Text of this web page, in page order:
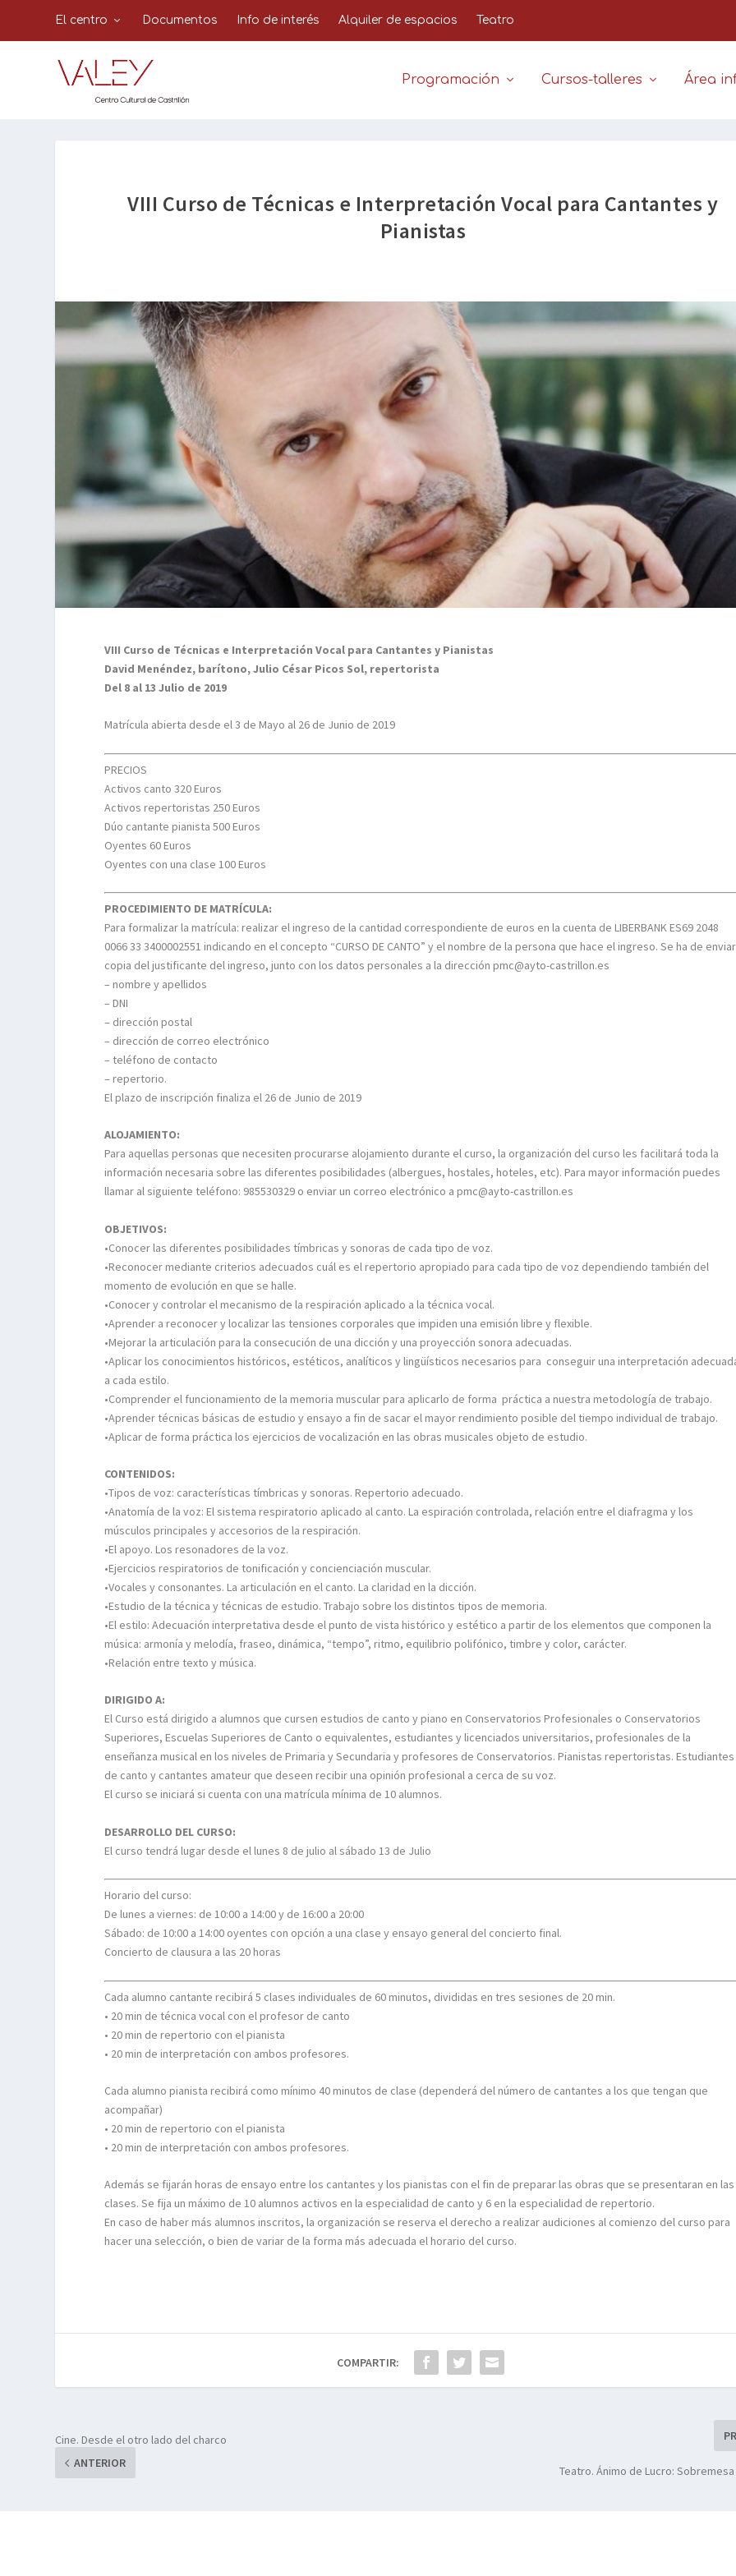
El centro Documentos Info de interés Alquiler de espacios Teatro
Programación Cursos-talleres Área
VIII Curso de Técnicas e Interpretación Vocal para Cantantes y
Pianistas
VIII Curso de Técnicas e Interpretación Vocal para Cantantes y Pianistas
David Menéndez, barítono, Julio César Picos Sol, repertorista
Del 8 al 13 Julio de 2019
Matrícula abierta desde el 3 de Mayo al 26 de Junio de 2019
PRECIOS
Activos canto 320 Euros
Activos repertoristas 250 Euros
Dúo cantante pianista 500 Euros
Oyentes 60 Euros
Oyentes con una clase 100 Euros
PROCEDIMIENTO DE MATRÍCULA:
Para formalizar la matrícula: realizar el ingreso de la cantidad correspondiente de euros en la cuenta de LIBERBANK ES69 2048
0066 33 3400002551 indicando en el concepto “CURSO DE CANTO” y el nombre de la persona que hace el ingreso. Se ha de enviar
copia del justificante del ingreso, junto con los datos personales a la dirección pmc@ayto-castrillon.es
– nombre y apellidos
– DNI
– dirección postal
– dirección de correo electrónico
– teléfono de contacto
– repertorio.
El plazo de inscripción finaliza el 26 de Junio de 2019
ALOJAMIENTO:
Para aquellas personas que necesiten procurarse alojamiento durante el curso, la organización del curso les facilitará toda la
información necesaria sobre las diferentes posibilidades (albergues, hostales, hoteles, etc). Para mayor información puedes
llamar al siguiente teléfono: 985530329 o enviar un correo electrónico a pmc@ayto-castrillon.es
OBJETIVOS:
•Conocer las diferentes posibilidades tímbricas y sonoras de cada tipo de voz.
•Reconocer mediante criterios adecuados cuál es el repertorio apropiado para cada tipo de voz dependiendo también del
momento de evolución en que se halle.
•Conocer y controlar el mecanismo de la respiración aplicado a la técnica vocal.
•Aprender a reconocer y localizar las tensiones corporales que impiden una emisión libre y flexible.
•Mejorar la articulación para la consecución de una dicción y una proyección sonora adecuadas.
•Aplicar los conocimientos históricos, estéticos, analíticos y lingüísticos necesarios para conseguir una interpretación
a cada estilo.
•Comprender el funcionamiento de la memoria muscular para aplicarlo de forma práctica a nuestra metodología de trabajo.
•Aprender técnicas básicas de estudio y ensayo a fin de sacar el mayor rendimiento posible del tiempo individual de trabajo.
•Aplicar de forma práctica los ejercicios de vocalización en las obras musicales objeto de estudio.
CONTENIDOS:
•Tipos de voz: características tímbricas y sonoras. Repertorio adecuado.
•Anatomía de la voz: El sistema respiratorio aplicado al canto. La espiración controlada, relación entre el diafragma y los
músculos principales y accesorios de la respiración.
•El apoyo. Los resonadores de la voz.
•Ejercicios respiratorios de tonificación y concienciación muscular.
•Vocales y consonantes. La articulación en el canto. La claridad en la dicción.
•Estudio de la técnica y técnicas de estudio. Trabajo sobre los distintos tipos de memoria.
•El estilo: Adecuación interpretativa desde el punto de vista histórico y estético a partir de los elementos que componen la
música: armonía y melodía, fraseo, dinámica, “tempo”, ritmo, equilibrio polifónico, timbre y color, carácter.
•Relación entre texto y música.
DIRIGIDO A:
El Curso está dirigido a alumnos que cursen estudios de canto y piano en Conservatorios Profesionales o Conservatorios
Superiores, Escuelas Superiores de Canto o equivalentes, estudiantes y licenciados universitarios, profesionales de la
enseñanza musical en los niveles de Primaria y Secundaria y profesores de Conservatorios. Pianistas repertoristas. Estudiantes
de canto y cantantes amateur que deseen recibir una opinión profesional a cerca de su voz.
El curso se iniciará si cuenta con una matrícula mínima de 10 alumnos.
DESARROLLO DEL CURSO:
El curso tendrá lugar desde el lunes 8 de julio al sábado 13 de Julio
Horario del curso:
De lunes a viernes: de 10:00 a 14:00 y de 16:00 a 20:00
Sábado: de 10:00 a 14:00 oyentes con opción a una clase y ensayo general del concierto final.
Concierto de clausura a las 20 horas
Cada alumno cantante recibirá 5 clases individuales de 60 minutos, divididas en tres sesiones de 20 min.
• 20 min de técnica vocal con el profesor de canto
• 20 min de repertorio con el pianista
• 20 min de interpretación con ambos profesores.
Cada alumno pianista recibirá como mínimo 40 minutos de clase (dependerá del número de cantantes a los que tengan que
acompañar)
• 20 min de repertorio con el pianista
• 20 min de interpretación con ambos profesores.
Además se fijarán horas de ensayo entre los cantantes y los pianistas con el fin de preparar las obras que se presentaran en las
clases. Se fija un máximo de 10 alumnos activos en la especialidad de canto y 6 en la especialidad de repertorio.
En caso de haber más alumnos inscritos, la organización se reserva el derecho a realizar audiciones al comienzo del curso para
hacer una selección, o bien de variar de la forma más adecuada el horario del curso.
COMPARTIR:
Cine. Desde el otro lado del charco
ANTERIOR
Teatro. Ánimo de Lucro: